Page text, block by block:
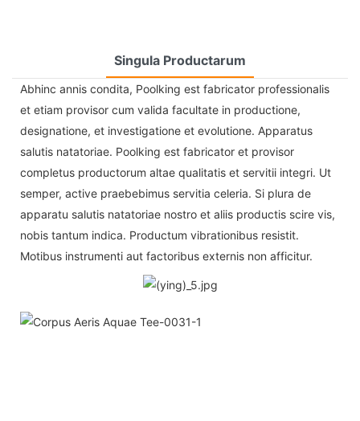
Singula Productarum
Abhinc annis condita, Poolking est fabricator professionalis
et etiam provisor cum valida facultate in productione,
designatione, et investigatione et evolutione. Apparatus
salutis natatoriae. Poolking est fabricator et provisor
completus productorum altae qualitatis et servitii integri. Ut
semper, active praebebimus servitia celeria. Si plura de
apparatu salutis natatoriae nostro et aliis productis scire vis,
nobis tantum indica. Productum vibrationibus resistit.
Motibus instrumenti aut factoribus externis non afficitur.